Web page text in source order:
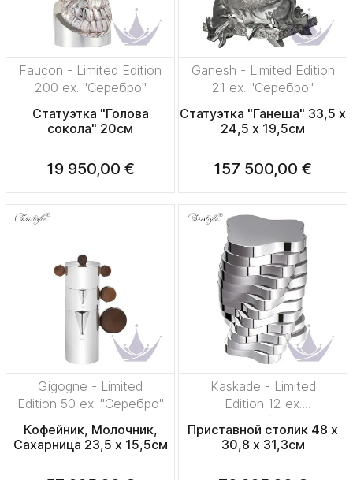
Faucon - Limited Edition
200 ex. "Серебро"
Статуэтка "Голова
сокола" 20см
19 950,00 €
Ganesh - Limited Edition
21 ex. "Серебро"
Статуэтка "Ганеша" 33,5 x
24,5 x 19,5см
157 500,00 €
Gigogne - Limited
Edition 50 ex. "Серебро"
Кофейник, Молочник,
Сахарница 23,5 x 15,5см
Kaskade - Limited
Edition 12 ex.
Приставной столик 48 x
30,8 x 31,3см